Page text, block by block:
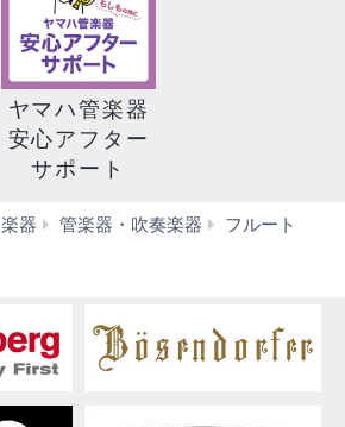
ヤマハ管楽器
安心アフター
サポート
楽器 管楽器・吹奏楽器 フルート
ド】